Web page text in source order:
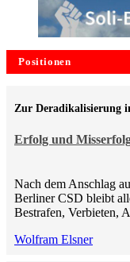
Positionen
Erfolg und
Zur Deradikalisierung
Nach dem Anschlag
Berliner CSD bleibt
Bestrafen, Verbieten,
Wolfram Elsner